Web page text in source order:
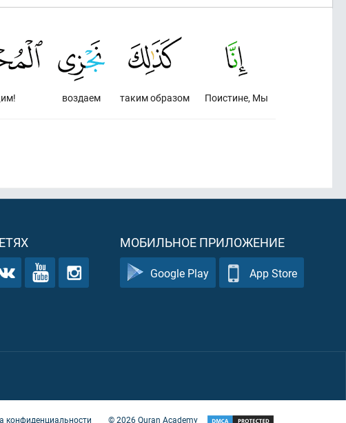
Поистине, Мы
таким образом
воздаем
МОБИЛЬНОЕ ПРИЛОЖЕНИЕ
Google Play App Store
конфиденциальности ©2026Quran Academy